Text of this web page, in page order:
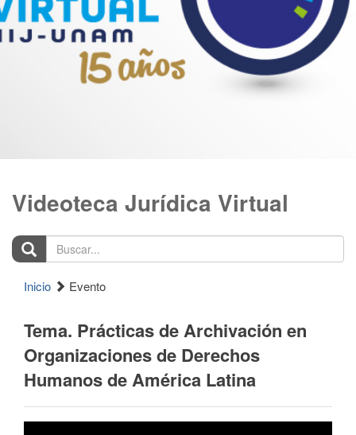
Videoteca Jurídica Virtual
Buscar...
Inicio Evento
Tema. Prácticas de Archivación en
Organizaciones de Derechos
Humanos de América Latina